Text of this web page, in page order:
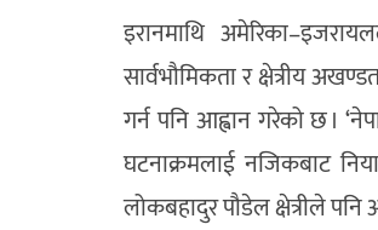
इरानमाथि
सार्वभौमिकता र क्षेत्रीय
गर्न पनि आह्वान गरेको छ ।
घटनाक्रमलाई नजिकबाट
लोकबहादुर पौडेल क्षेत्रीले